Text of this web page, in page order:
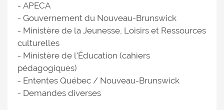
- APECA
- Gouvernement du Nouveau-Brunswick
- Ministère de la Jeunesse, Loisirs et Ressources
culturelles
- Ministère de l'Éducation (cahiers
pédagogiques)
- Ententes Québec / Nouveau-Brunswick
- Demandes diverses